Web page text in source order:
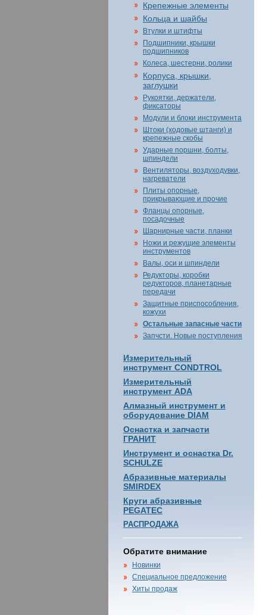
Крепежные элементы
Кольца и шайбы
Втулки и штифты
Подшипники, крышки
подшипников
Колеса, шестерни, ролики
Корпуса, крышки,
заглушки
Рукоятки, держатели,
фиксаторы
Модули и блоки инструмента
Штоки (ходовые штанги) и
крепежные скобы
Ударные поршни, болты,
шпиндели
Вентиляторы, воздуходувки,
нагреватели
Плиты опорные,
прикрывающие и прочие
Фланцы опорные,
посадочные
Шарнирные части, планки
Ножи и режущие элементы
инструментов
Валы, оси и шпиндели
Редукторы, коробки
редукторов, планетарные
передачи
Защитные приспособления,
кожухи
Остальные запасные части
Запчсти. Новые поступления
Измерительный
инструмент CONDTROL
Измерительный
инструмент ADA
Алмазный инструмент и
оборудование DIAM
Оснастка и запчасти
ГРАНИТ
Инструмент и оснастка Dr.
SCHULZE
Абразивные материалы
SMIRDEX
Круги абразивные
PEGATEC
РАСПРОДАЖА
Обратите внимание
Новинки
Специальное предложение
Хиты продаж